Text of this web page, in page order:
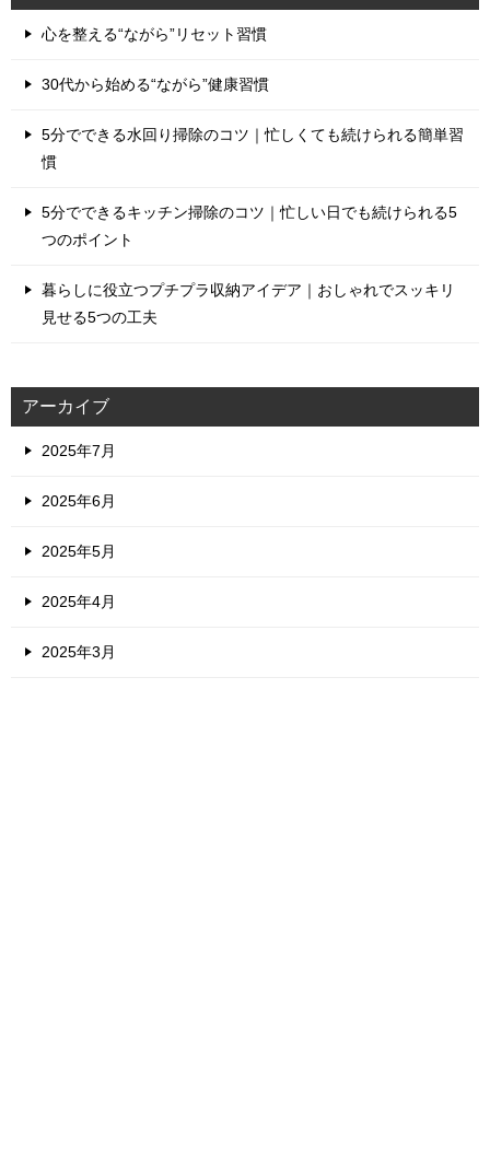
心を整える“ながら”リセット習慣
30代から始める“ながら”健康習慣
5分でできる水回り掃除のコツ｜忙しくても続けられる簡単習
慣
5分でできるキッチン掃除のコツ｜忙しい日でも続けられる5
つのポイント
暮らしに役立つプチプラ収納アイデア｜おしゃれでスッキリ
見せる5つの工夫
アーカイブ
2025年7月
2025年6月
2025年5月
2025年4月
2025年3月